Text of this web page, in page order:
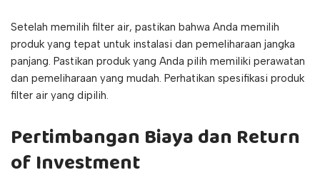
Setelah memilih filter air, pastikan bahwa Anda memilih
produk yang tepat untuk instalasi dan pemeliharaan jangka
panjang. Pastikan produk yang Anda pilih memiliki perawatan
dan pemeliharaan yang mudah. Perhatikan spesifikasi produk
filter air yang dipilih.
Pertimbangan Biaya dan Return
of Investment